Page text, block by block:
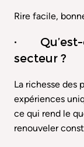
Rire facile,
· Qu’est-
secteur ?
La richesse des
expériences
ce qui rend le
renouveler